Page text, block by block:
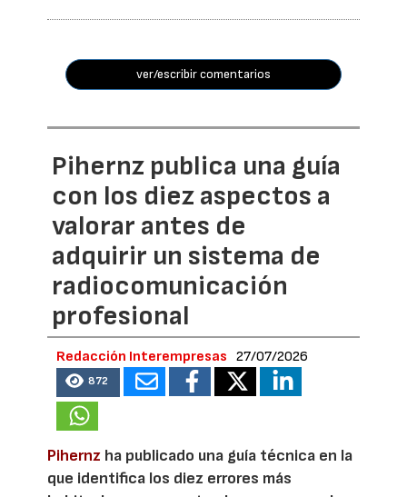
ver/escribir comentarios
Pihernz publica una guía
con los diez aspectos a
valorar antes de
adquirir un sistema de
radiocomunicación
profesional
Redacción Interempresas 27/07/2026
872
Pihernz ha publicado una guía técnica en la
que identifica los diez errores más